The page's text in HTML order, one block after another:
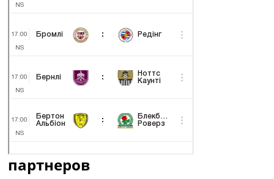
партнеров